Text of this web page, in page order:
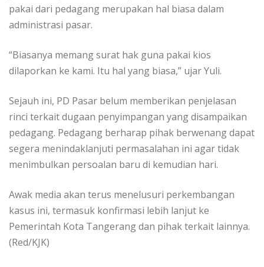
pakai dari pedagang merupakan hal biasa dalam
administrasi pasar.
“Biasanya memang surat hak guna pakai kios
dilaporkan ke kami. Itu hal yang biasa,” ujar Yuli.
Sejauh ini, PD Pasar belum memberikan penjelasan
rinci terkait dugaan penyimpangan yang disampaikan
pedagang. Pedagang berharap pihak berwenang dapat
segera menindaklanjuti permasalahan ini agar tidak
menimbulkan persoalan baru di kemudian hari.
Awak media akan terus menelusuri perkembangan
kasus ini, termasuk konfirmasi lebih lanjut ke
Pemerintah Kota Tangerang dan pihak terkait lainnya.
(Red/KJK)